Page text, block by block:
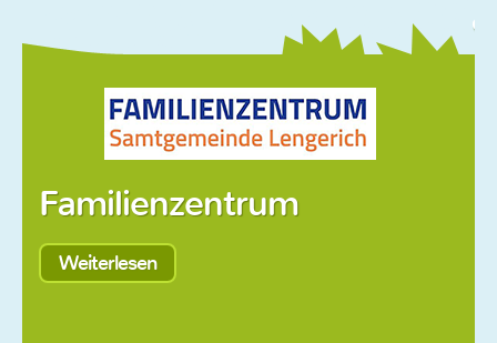
Sonderöffnungszeiten
Familienzentrum
Weiterlesen